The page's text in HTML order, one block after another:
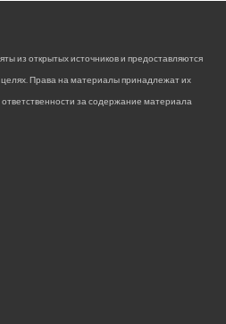
из открытых источников и предоставляются
Права на материалы принадлежат их
за содержание материала